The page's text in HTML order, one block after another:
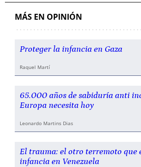
MÁS EN OPINIÓN
Proteger la infancia en Gaza
Raquel Martí
65.000 años de sabiduría anti
Europa necesita hoy
Leonardo Martins Dias
El trauma: el otro terremoto que
infancia en Venezuela